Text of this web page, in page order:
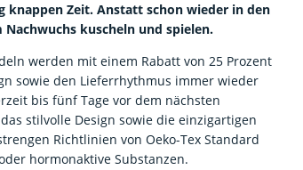
knappen Zeit. Anstatt schon wieder in den
kuscheln und spielen.
werden mit einem Rabatt von 25 Prozent
sowie den Lieferrhythmus immer wieder
bis fünf Tage vor dem nächsten
stilvolle Design sowie die einzigartigen
Richtlinien von Oeko-Tex Standard
hormonaktive Substanzen.